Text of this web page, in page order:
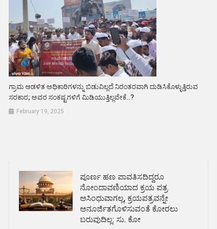
ಗ್ರಾಮ ಆಡಳಿತ ಅಧಿಕಾರಿಗಳನ್ನು ಬಿಡುವಿಲ್ಲದೆ ನಿರಂತರವಾಗಿ ದುಡಿಸಿಕೊಳ್ಳುತ್ತಿರುವ
ಸರಕಾರ; ಅವರ ಸಂಕಷ್ಟಗಳಿಗೆ ಮಿಡಿಯುತ್ತಿಲ್ಲವೇಕೆ..?
February 19, 2025
ಪೂರ್ಣ ಹಣ ಪಾವತಿಸದಿದ್ದರೂ
ನೋಂದಾವಣಿಯಾದ ಕ್ರಯ ಪತ್ರ
ಅಸಿಂಧುವಾಗಲ್ಲ, ಕ್ರಯಪತ್ರವನ್ನೇ
ಅನೂರ್ಜಿತಗೊಳಿಸುವಂತೆ ಕೋರಲು
ಬರುವುದಿಲ್ಲ: ಸು. ಕೋ